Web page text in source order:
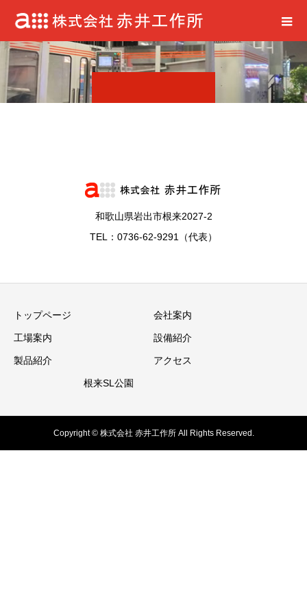
和歌山県岩出市根来2027-2
TEL：0736-62-9291（代表）
トップページ 会社案内
工場案内 設備紹介
製品紹介 アクセス
根来SL公園
Copyright © 株式会社 赤井工作所 All Rights Reserved.